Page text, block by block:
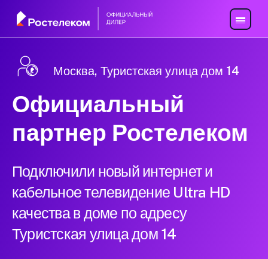
Москва, Туристская улица дом 14
Официальный
партнер Ростелеком
Подключили новый интернет и
кабельное телевидение Ultra HD
качества в доме по адресу
Туристская улица дом 14